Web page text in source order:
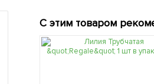
С этим товаром